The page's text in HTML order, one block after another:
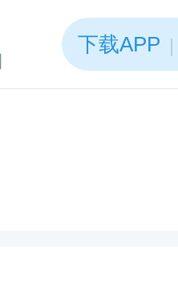
下载APP